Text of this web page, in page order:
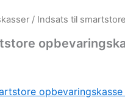
/ Indsats til
opbevaringskasse